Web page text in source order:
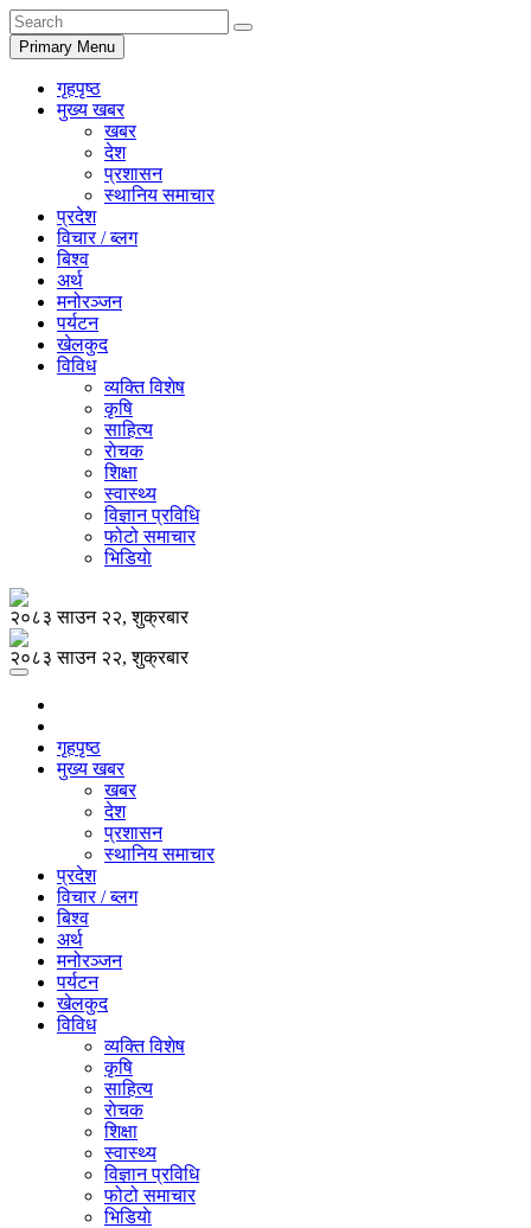
Primary Menu
गृहपृष्ठ
मुख्य खबर
खबर
देश
प्रशासन
स्थानिय समाचार
प्रदेश
विचार / ब्लग
बिश्व
अर्थ
मनोरञ्जन
पर्यटन
खेलकुद
विविध
व्यक्ति विशेष
कृषि
साहित्य
राेचक
शिक्षा
स्वास्थ्य
विज्ञान प्रविधि
फोटो समाचार
भिडियाे
२०८३ साउन २२, शुक्रबार
२०८३ साउन २२, शुक्रबार
गृहपृष्ठ
मुख्य खबर
खबर
देश
प्रशासन
स्थानिय समाचार
प्रदेश
विचार / ब्लग
बिश्व
अर्थ
मनोरञ्जन
पर्यटन
खेलकुद
विविध
व्यक्ति विशेष
कृषि
साहित्य
राेचक
शिक्षा
स्वास्थ्य
विज्ञान प्रविधि
फोटो समाचार
भिडियाे